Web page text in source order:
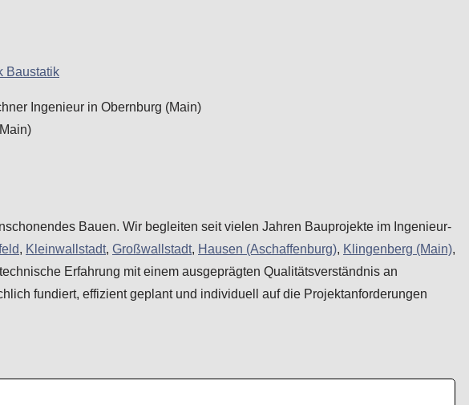
Bauen. Wir begleiten seit vielen Jahren Bauprojekte im Ingenieur-
, Kleinwallstadt, Großwallstadt, Hausen (Aschaffenburg), Klingenberg (Main),
Erfahrung mit einem ausgeprägten Qualitätsverständnis an
fundiert, effizient geplant und individuell auf die Projektanforderungen